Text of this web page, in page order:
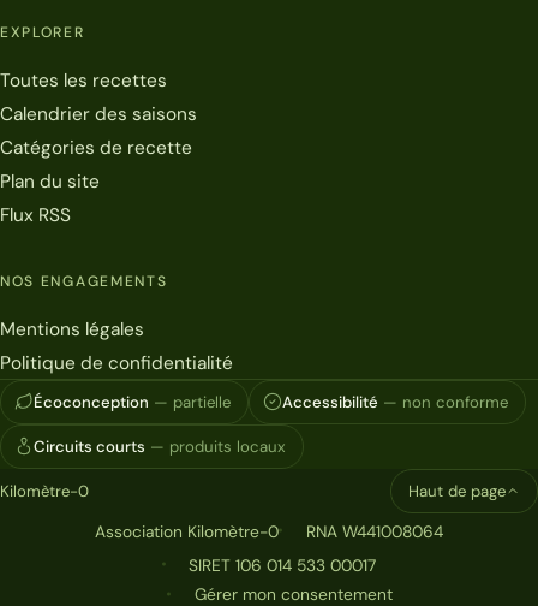
EXPLORER
Toutes les recettes
Calendrier des saisons
Catégories de recette
Plan du site
Flux RSS
NOS ENGAGEMENTS
Mentions légales
Politique de confidentialité
Écoconception — partielle Accessibilité — non conforme
Circuits courts — produits locaux
Kilomètre-0
Association Kilomètre-0
RNA W441008064
SIRET 106 014 533 00017
Gérer mon consentement
Haut de page